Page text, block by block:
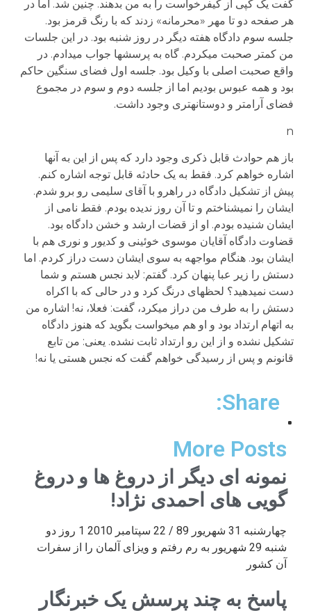
گفت یک کپی از کیفرخواست را به من بدهند. چنین شد. اما در
هر صفحه دو تا مهر «محرمانه» زدند که با رنگ قرمز بود.
جلسه سوم دادگاه هفته دیگر در روز شنبه بود. در این جلسات
من کمتر صحبت می­کردم. گاه به پرسش­ها جواب می­دادم. در
واقع صحبت اصلی با وکیل بود. جلسه اول فضای سنگین حاکم
بود و همه عبوس بودیم اما از جلسه دوم و سوم در مجموع
فضای آرام­تر و دوستانه­تری وجود داشت.
n
باز هم حوادث قابل ذکری وجود دارد که پس از این به آنها
اشاره خواهم کرد. فقط به یک حادثه قابل توجه اشاره کنم.
پیش از تشکیل دادگاه در راهرو با آقای سلیمی رو برو شدم.
ایشان را نمی­شناختم و تا آن روز ندیده بودم. فقط نامی از
ایشان شنیده بودم. او از قضات ارشد و خشن دادگاه بود.
قضاوت دادگاه آقایان موسوی خوئینی و کدیور و نوری هم با
ایشان بود. هنگام مواجهه به سوی ایشان دست دراز کردم. اما
دستش را زیر عبا پنهان کرد. گفتم: لابد نجس هستم و شما
دست نمی­دهید؟ لحظه­ای درنگ کرد و در حالی که با اکراه
دستش را به طرف من دراز می­کرد، گفت: فعلا، نه! اشاره من
به اتهام ارتداد بود و او هم می­خواست بگوید که هنوز دادگاه
تشکیل نشده و از این رو ارتداد ثابت نشده. یعنی: من تابع
قانونم و پس از رسیدگی خواهم گفت که نجس هستی یا نه!
Share:
More Posts
نمونه ای دیگر از دروغ ها و دروغ
گویی های احمدی نژاد!
چهارشنبه 31 شهریور 89 / 22 سپتامبر 2010 1 روز دو
شنبه 29 شهریور به رم رفتم و ویزای آلمان را از سفرات
آن کشور
پاسخ به چند پرسش یک خبرنگار